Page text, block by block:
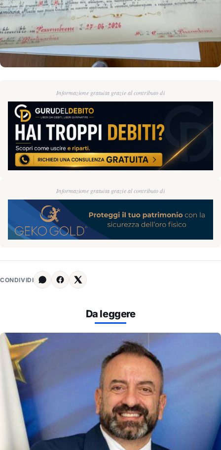
Informazione gratuita grazie al contributo di
Informazione gratuita grazie al contributo di
CONDIVIDI
Da leggere